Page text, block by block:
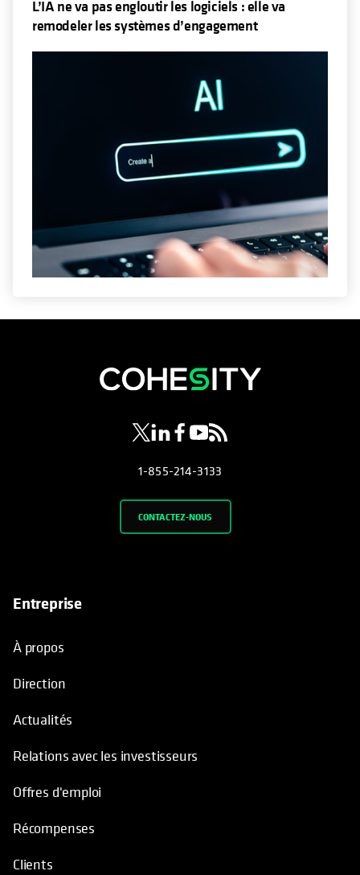
L’IA ne va pas engloutir les logiciels : elle va
remodeler les systèmes d’engagement
s’ouvre dans un nouvel onglet
s’ouvre dans un nouvel onglet
s’ouvre dans un nouvel onglet
s’ouvre dans un nouvel
s’ouvre dans un nouvel
1-855-214-3133
CONTACTEZ-NOUS
Entreprise
À propos
Direction
Actualités
Relations avec les investisseurs
Offres d'emploi
Récompenses
Clients